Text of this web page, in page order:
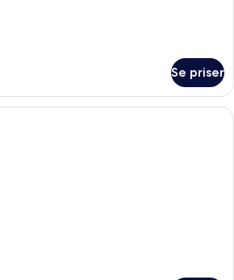
Se priser
Allergitestet sengetøy, safe på